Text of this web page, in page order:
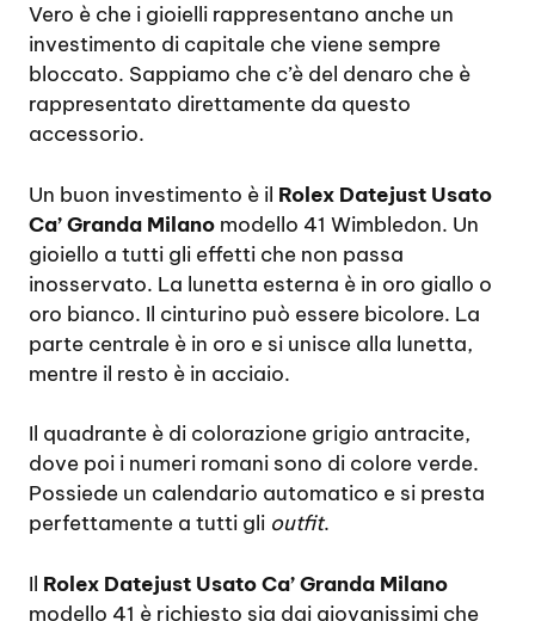
Vero è che i gioielli rappresentano anche un
investimento di capitale che viene sempre
bloccato. Sappiamo che c’è del denaro che è
rappresentato direttamente da questo
accessorio.
Un buon investimento è il Rolex Datejust Usato
Ca’ Granda Milano modello 41 Wimbledon. Un
gioiello a tutti gli effetti che non passa
inosservato. La lunetta esterna è in oro giallo o
oro bianco. Il cinturino può essere bicolore. La
parte centrale è in oro e si unisce alla lunetta,
mentre il resto è in acciaio.
Il quadrante è di colorazione grigio antracite,
dove poi i numeri romani sono di colore verde.
Possiede un calendario automatico e si presta
perfettamente a tutti gli outfit.
Il Rolex Datejust Usato Ca’ Granda Milano
modello 41 è richiesto sia dai giovanissimi che